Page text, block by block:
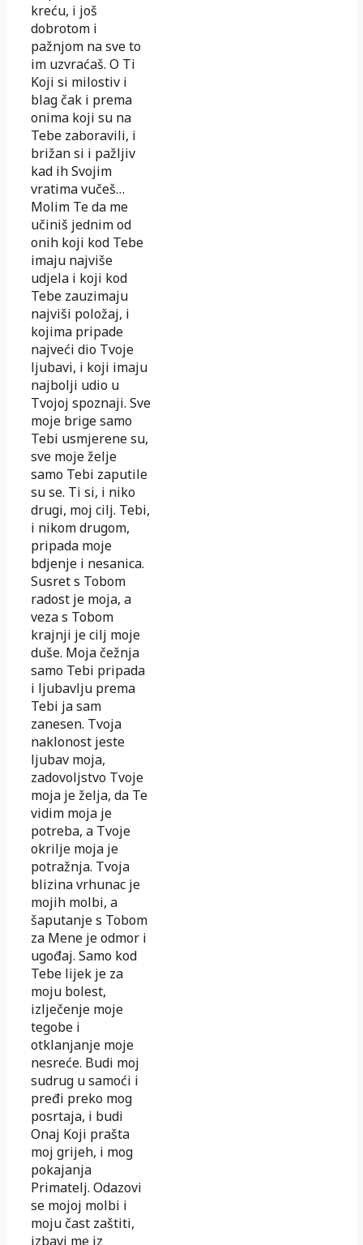
kreću, i još
dobrotom i
pažnjom na sve to
im uzvraćaš. O Ti
Koji si milostiv i
blag čak i prema
onima koji su na
Tebe zaboravili, i
brižan si i pažljiv
kad ih Svojim
vratima vučeš…
Molim Te da me
učiniš jednim od
onih koji kod Tebe
imaju najviše
udjela i koji kod
Tebe zauzimaju
najviši položaj, i
kojima pripade
najveći dio Tvoje
ljubavi, i koji imaju
najbolji udio u
Tvojoj spoznaji. Sve
moje brige samo
Tebi usmjerene su,
sve moje želje
samo Tebi zaputile
su se. Ti si, i niko
drugi, moj cilj. Tebi,
i nikom drugom,
pripada moje
bdjenje i nesanica.
Susret s Tobom
radost je moja, a
veza s Tobom
krajnji je cilj moje
duše. Moja čežnja
samo Tebi pripada
i ljubavlju prema
Tebi ja sam
zanesen. Tvoja
naklonost jeste
ljubav moja,
zadovoljstvo Tvoje
moja je želja, da Te
vidim moja je
potreba, a Tvoje
okrilje moja je
potražnja. Tvoja
blizina vrhunac je
mojih molbi, a
šaputanje s Tobom
za Mene je odmor i
ugođaj. Samo kod
Tebe lijek je za
moju bolest,
izlječenje moje
tegobe i
otklanjanje moje
nesreće. Budi moj
sudrug u samoći i
pređi preko mog
posrtaja, i budi
Onaj Koji prašta
moj grijeh, i mog
pokajanja
Primatelj. Odazovi
se mojoj molbi i
moju čast zaštiti,
izbavi me iz